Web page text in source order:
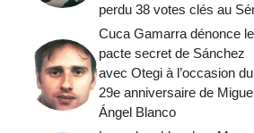
perdu 38 votes clés au
Cuca Gamarra dénonce le
pacte secret de Sánchez
avec Otegi à l’occasion du
29e anniversaire de
Ángel Blanco